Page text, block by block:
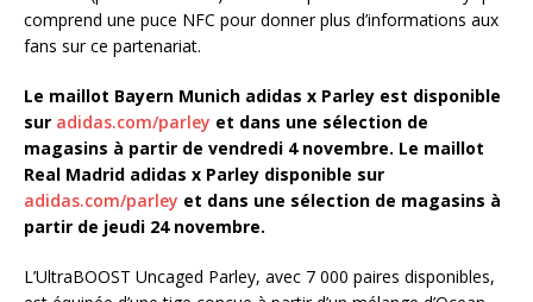
comprend une puce NFC pour donner plus d’informations aux
fans sur ce partenariat.
Le maillot Bayern Munich adidas x Parley est disponible
sur adidas.com/parley et dans une sélection de
magasins à partir de vendredi 4 novembre. Le maillot
Real Madrid adidas x Parley disponible sur
adidas.com/parley et dans une sélection de magasins à
partir de jeudi 24 novembre.
L’UltraBOOST Uncaged Parley, avec 7 000 paires disponibles,